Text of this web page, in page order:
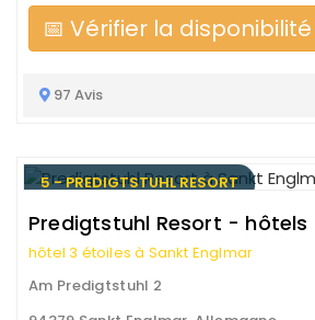
📅 Vérifier la disponibilité
97 Avis
5 - PREDIGTSTUHL RESORT
Predigtstuhl Resort - hôtels
hôtel 3 étoiles à Sankt Englmar
Am Predigtstuhl 2